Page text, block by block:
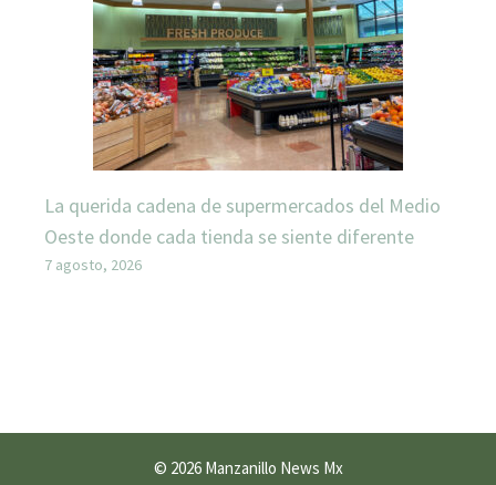
La querida cadena de supermercados del Medio
Oeste donde cada tienda se siente diferente
7 agosto, 2026
© 2026 Manzanillo News Mx